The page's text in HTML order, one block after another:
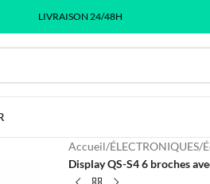
LIVRAISON 24/48H
Accueil/ÉLECTRONIQUES/
Display QS-S4 6 broches